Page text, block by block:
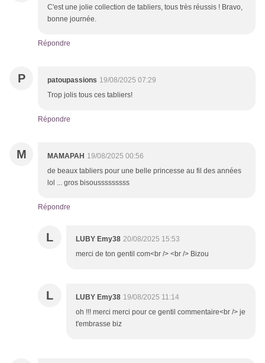
C'est une jolie collection de tabliers, tous très réussis ! Bravo,
bonne journée.
Répondre
P patoupassions 19/08/2025 07:29
Trop jolis tous ces tabliers!
Répondre
M MAMAPAH 19/08/2025 00:56
de beaux tabliers pour une belle princesse au fil des années
lol ... gros bisousssssssss
Répondre
L LUBY Emy38 20/08/2025 15:53
merci de ton gentil com<br /> <br /> Bizou
L LUBY Emy38 19/08/2025 11:14
oh !!! merci merci pour ce gentil commentaire<br /> je
t'embrasse biz